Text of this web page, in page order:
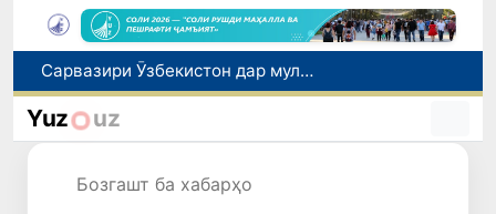
Дар Қашқадарё анҷумани байналмилалии экологӣ бо иштироки ҷавонон аз нӯҳ кишвар баргузор мешавад
Тошканд ба баргузории чемпионати Осиё оид ба вазнабардорӣ омодагӣ мебинад
Yuz uz
Бозгашт ба хабарҳо